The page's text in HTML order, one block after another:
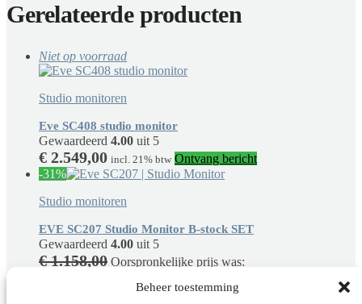
Beheer toestemming
Gerelateerde producten
Niet op voorraad
Studio monitoren
Eve SC408 studio monitor
Gewaardeerd 4.00 uit 5
€ 2.549,00 incl. 21% btw Ontvang bericht
-31%
Studio monitoren
EVE SC207 Studio Monitor B-stock SET
Gewaardeerd 4.00 uit 5
€1.158,00 Oorspronkelijke prijs was:
795,00
Huidige prijs is:
Toevoegen aan